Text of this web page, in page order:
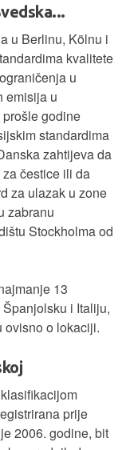
u Berlinu, Kölnu i
kvalitete
u
emisija u
godine
standardima
zahtijeva da
čestice ili da
za ulazak u zone
zabranu
Stockholma od
13
i Italiju,
ovisno o lokaciji.
prije
2006. godine, bit